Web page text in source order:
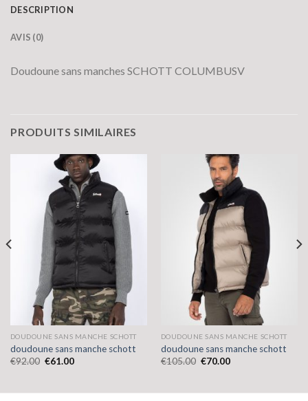
DESCRIPTION
AVIS (0)
Doudoune sans manches SCHOTT COLUMBUSV
PRODUITS SIMILAIRES
DOUDOUNE SANS MANCHE SCHOTT
doudoune sans manche schott
€92.00 €61.00
DOUDOUNE SANS MANCHE SCHOTT
doudoune sans manche schott
€105.00 €70.00